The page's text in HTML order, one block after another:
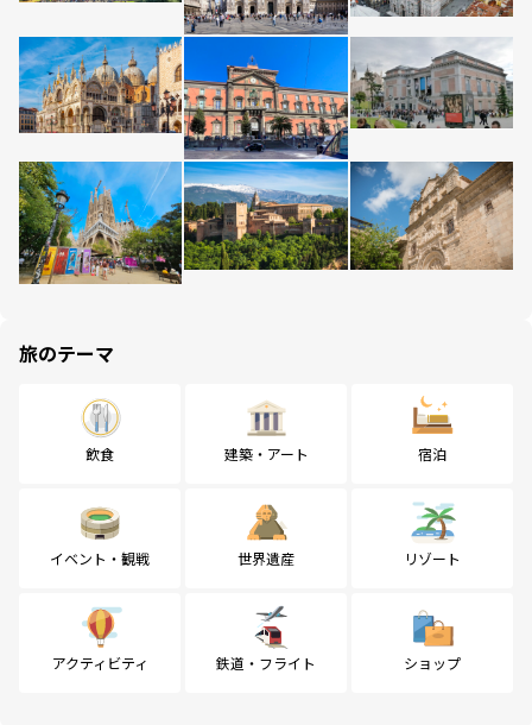
旅のテーマ
飲食 建築・アート 宿泊
イベント・観戦 世界遺産 リゾート
アクティビティ 鉄道・フライト ショップ